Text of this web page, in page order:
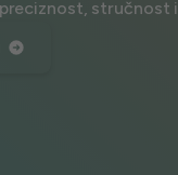
stručnost